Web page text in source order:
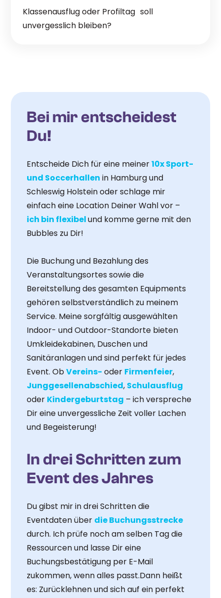
Klassenausflug oder Profiltag soll
unvergesslich bleiben?
Bei mir entscheidest
Du!
Entscheide Dich für eine meiner10x Sport-
und Soccerhallen in Hamburg und
Schleswig Holstein oder schlage mir
einfach eine Location Deiner Wahl vor –
ich bin flexibelund komme gerne mit den
Bubbles zu Dir!
Die Buchung und Bezahlung des
Veranstaltungsortes sowie die
Bereitstellung des gesamten Equipments
gehören selbstverständlich zu meinem
Service. Meine sorgfältig ausgewählten
Indoor- und Outdoor-Standorte bieten
Umkleidekabinen, Duschen und
Sanitäranlagen und sind perfekt für jedes
Event. ObVereins- oder Firmenfeier,
Junggesellenabschied, Schulausflug
oder Kindergeburtstag – ich verspreche
Dir eine unvergessliche Zeit voller Lachen
und Begeisterung!
In drei Schritten zum
Event des Jahres
Du gibst mir in drei Schritten die
Eventdaten über die Buchungsstrecke
durch. Ich prüfe noch am selben Tag die
Ressourcen und lasse Dir eine
Buchungsbestätigung per E-Mail
zukommen, wenn alles passt.Dann heißt
es: Zurücklehnen und sich auf ein perfekt